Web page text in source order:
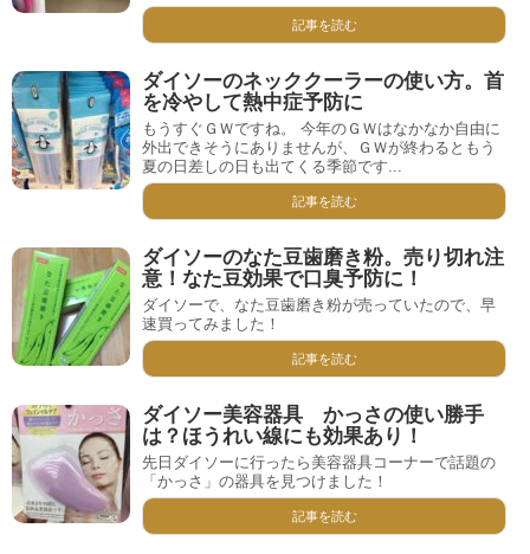
記事を読む
ダイソーのネッククーラーの使い方。首
を冷やして熱中症予防に
もうすぐＧＷですね。 今年のＧＷはなかなか自由に
外出できそうにありませんが、ＧＷが終わるともう
夏の日差しの日も出てくる季節です...
記事を読む
ダイソーのなた豆歯磨き粉。売り切れ注
意！なた豆効果で口臭予防に！
ダイソーで、なた豆歯磨き粉が売っていたので、早
速買ってみました！
記事を読む
ダイソー美容器具 かっさの使い勝手
は？ほうれい線にも効果あり！
先日ダイソーに行ったら美容器具コーナーで話題の
「かっさ」の器具を見つけました！
記事を読む